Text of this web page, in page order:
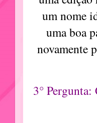
um nome
uma boa
novamente
3°